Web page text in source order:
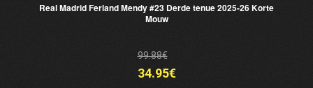
Real Madrid Ferland Mendy #23 Derde tenue 2025-26 Korte
Mouw
99.88€
34.95€